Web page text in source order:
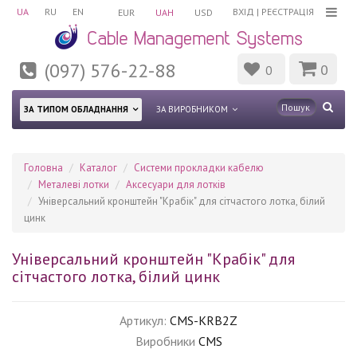
UA RU EN ВХІД | РЕЄСТРАЦІЯ
EUR UAH USD
(097) 576-22-88 0 0
ЗА ТИПОМ ОБЛАДНАННЯ ЗА ВИРОБНИКОМ
Головна Каталог
Системи прокладки кабелю
Mеталеві лотки
Аксесуари для лотків
Універсальний кронштейн "Крабік" для сітчастого лотка, білий
цинк
Універсальний кронштейн "Крабік" для
сітчастого лотка, білий цинк
Артикул: CMS-KRB2Z
Виробники CMS